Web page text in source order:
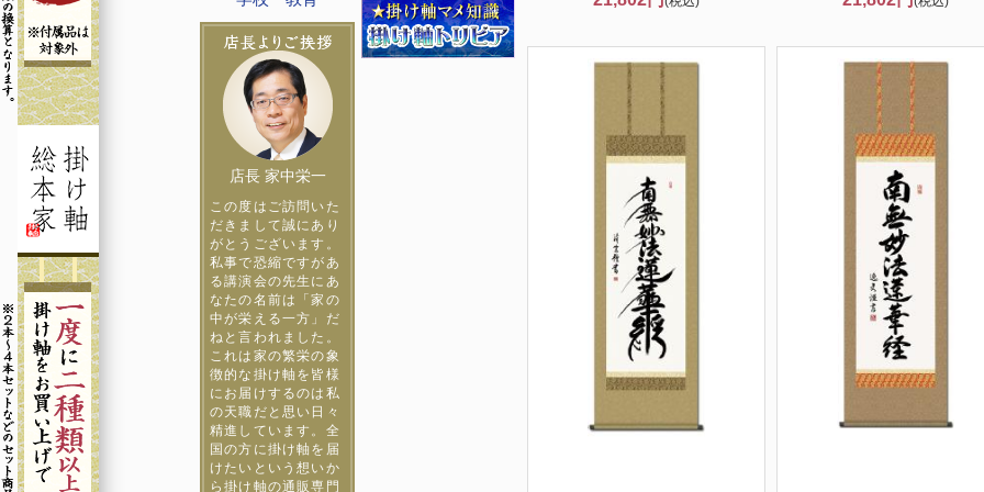
店長 家中栄一
この度はご訪問いた
だきまして誠にあり
がとうございます。
私事で恐縮ですがあ
る講演会の先生にあ
なたの名前は「家の
中が栄える一方」だ
ねと言われました。
これは家の繁栄の象
徴的な掛け軸を皆様
にお届けするのは私
の天職だと思い日々
精進しています。全
国の方に掛け軸を届
けたいという想いか
ら掛け軸の通販専門